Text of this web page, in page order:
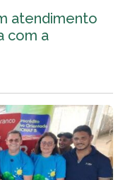
atendimento
com a